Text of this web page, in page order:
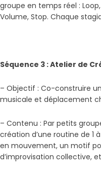
groupe en temps réel :
Volume, Stop. Chaque
Séquence 3 : Atelier de
– Objectif : Co-construire
musicale et déplacement
– Contenu : Par petits
création d’une routine de 1
en mouvement, un motif
d’improvisation collective,